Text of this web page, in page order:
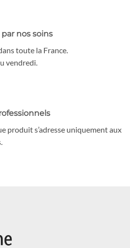
par nos soins
toute la France.
vendredi.
produit s’adresse uniquement aux